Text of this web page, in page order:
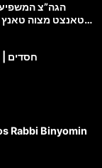
הגה”צ
טאנצט מצוה טאנץ
חסדים |
Rabbi Binyomin